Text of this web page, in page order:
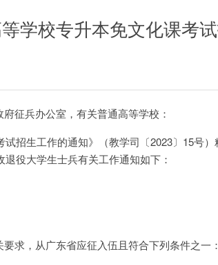
学校专升本免文化课考
征兵办公室，有关普通高等学校：
招生工作的通知》（教学司〔2023〕15号
役大学生士兵有关工作通知如下：
求，从广东省应征入伍且符合下列条件之一：